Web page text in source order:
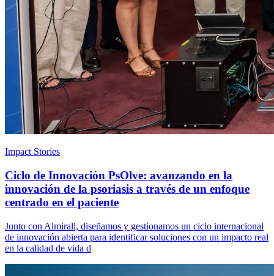
Impact Stories
Ciclo de Innovación PsOlve: avanzando en la
innovación de la psoriasis a través de un enfoque
centrado en el paciente
Junto con Almirall, diseñamos y gestionamos un ciclo internacional
de innovación abierta para identificar soluciones con un impacto real
en la calidad de vida d